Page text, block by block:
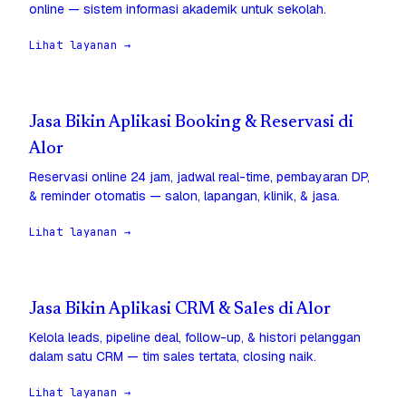
online — sistem informasi akademik untuk sekolah.
Lihat layanan →
Jasa Bikin Aplikasi Booking & Reservasi di
Alor
Reservasi online 24 jam, jadwal real-time, pembayaran DP,
& reminder otomatis — salon, lapangan, klinik, & jasa.
Lihat layanan →
Jasa Bikin Aplikasi CRM & Sales di Alor
Kelola leads, pipeline deal, follow-up, & histori pelanggan
dalam satu CRM — tim sales tertata, closing naik.
Lihat layanan →